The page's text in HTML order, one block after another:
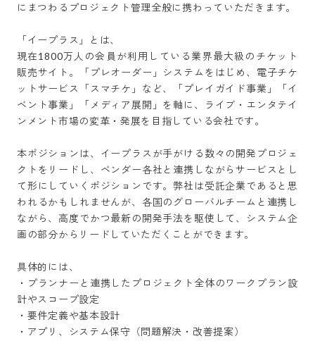
にまつわるプロジェクト管理全般に携わっていただきます。
「イープラス」とは、
現在1800万人の会員が利用している業界最大級のチケット
販売サイト。「プレオーダー」システムをはじめ、電子チケ
ットサービス「スマチケ」など、「プレイガイド事業」「イ
ベント事業」「メディア展開」を軸に、ライブ・エンタテイ
ンメント市場の変革・発展を目指している会社です。
本ポジションは、イープラスが手がける数々の開発プロジェ
クトをリードし、ベンダー各社と連携しながらサービスとし
て形にしていくポジションです。弊社は受託企業であると思
われるかもしれませんが、各国のグローバルチームと連携し
ながら、高度でかつ最新の開発手法を駆使して、システム企
画の部分からリードしていただくことができます。
具体的には、
・プランナーと連携したプロジェクト全体のワークプラン設
計やスコープ設定
・要件定義や基本設計
・アプリ、システム保守（問題解決・改善提案）